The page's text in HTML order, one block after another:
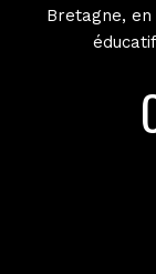
Bretagne,